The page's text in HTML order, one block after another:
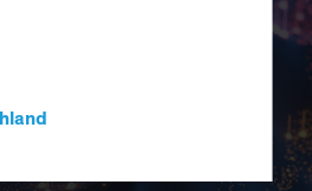
ist
Pleite